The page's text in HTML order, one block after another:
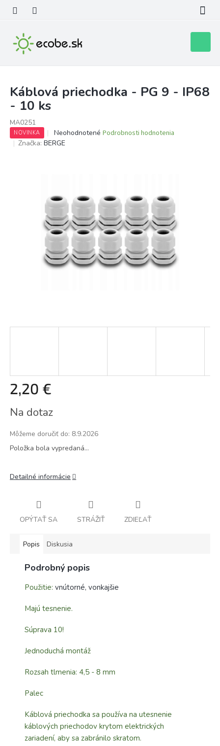
obsah
košík
Káblová priechodka - PG 9 - IP68
- 10 ks
MA0251
NOVINKA
Priemerné
hodnotenie
hviezdičiek.
Neohodnotené Podrobnosti hodnotenia
Značka: BERGE
2,20 €
cena:
Na dotaz
Môžeme doručiť do: 8.9.2026
Položka bola vypredaná…
Detailné informácie
OPÝTAŤ SA STRÁŽIŤ ZDIEĽAŤ
Popis Diskusia
Podrobný popis
Použitie: vnútorné, vonkajšie
Majú tesnenie.
Súprava 10!
Jednoduchá montáž
Rozsah tlmenia: 4,5 - 8 mm
Palec
Káblová priechodka sa používa na utesnenie
káblových priechodov krytom elektrických
zariadení, aby sa zabránilo skratom.